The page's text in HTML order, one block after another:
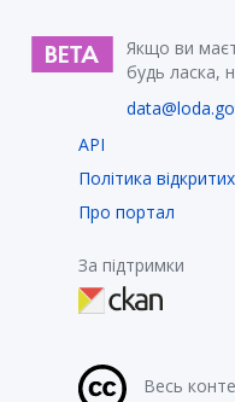
Якщо ви
будь ласка,
API
Політика
Про портал
За підтримки
Весь